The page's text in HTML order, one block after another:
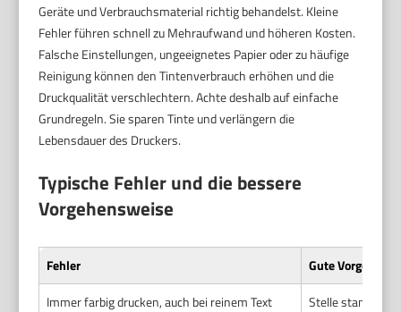
Geräte und Verbrauchsmaterial richtig behandelst. Kleine
Fehler führen schnell zu Mehraufwand und höheren Kosten.
Falsche Einstellungen, ungeeignetes Papier oder zu häufige
Reinigung können den Tintenverbrauch erhöhen und die
Druckqualität verschlechtern. Achte deshalb auf einfache
Grundregeln. Sie sparen Tinte und verlängern die
Lebensdauer des Druckers.
Typische Fehler und die bessere
Vorgehensweise
Fehler
Gute
Immer farbig drucken, auch bei reinem Text
Stelle